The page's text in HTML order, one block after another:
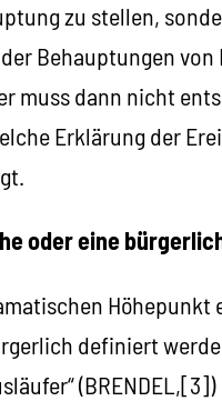
zu stellen,
Behauptungen von
muss dann nicht
Erklärung der
oder eine
definiert
(BRENDEL,[3])